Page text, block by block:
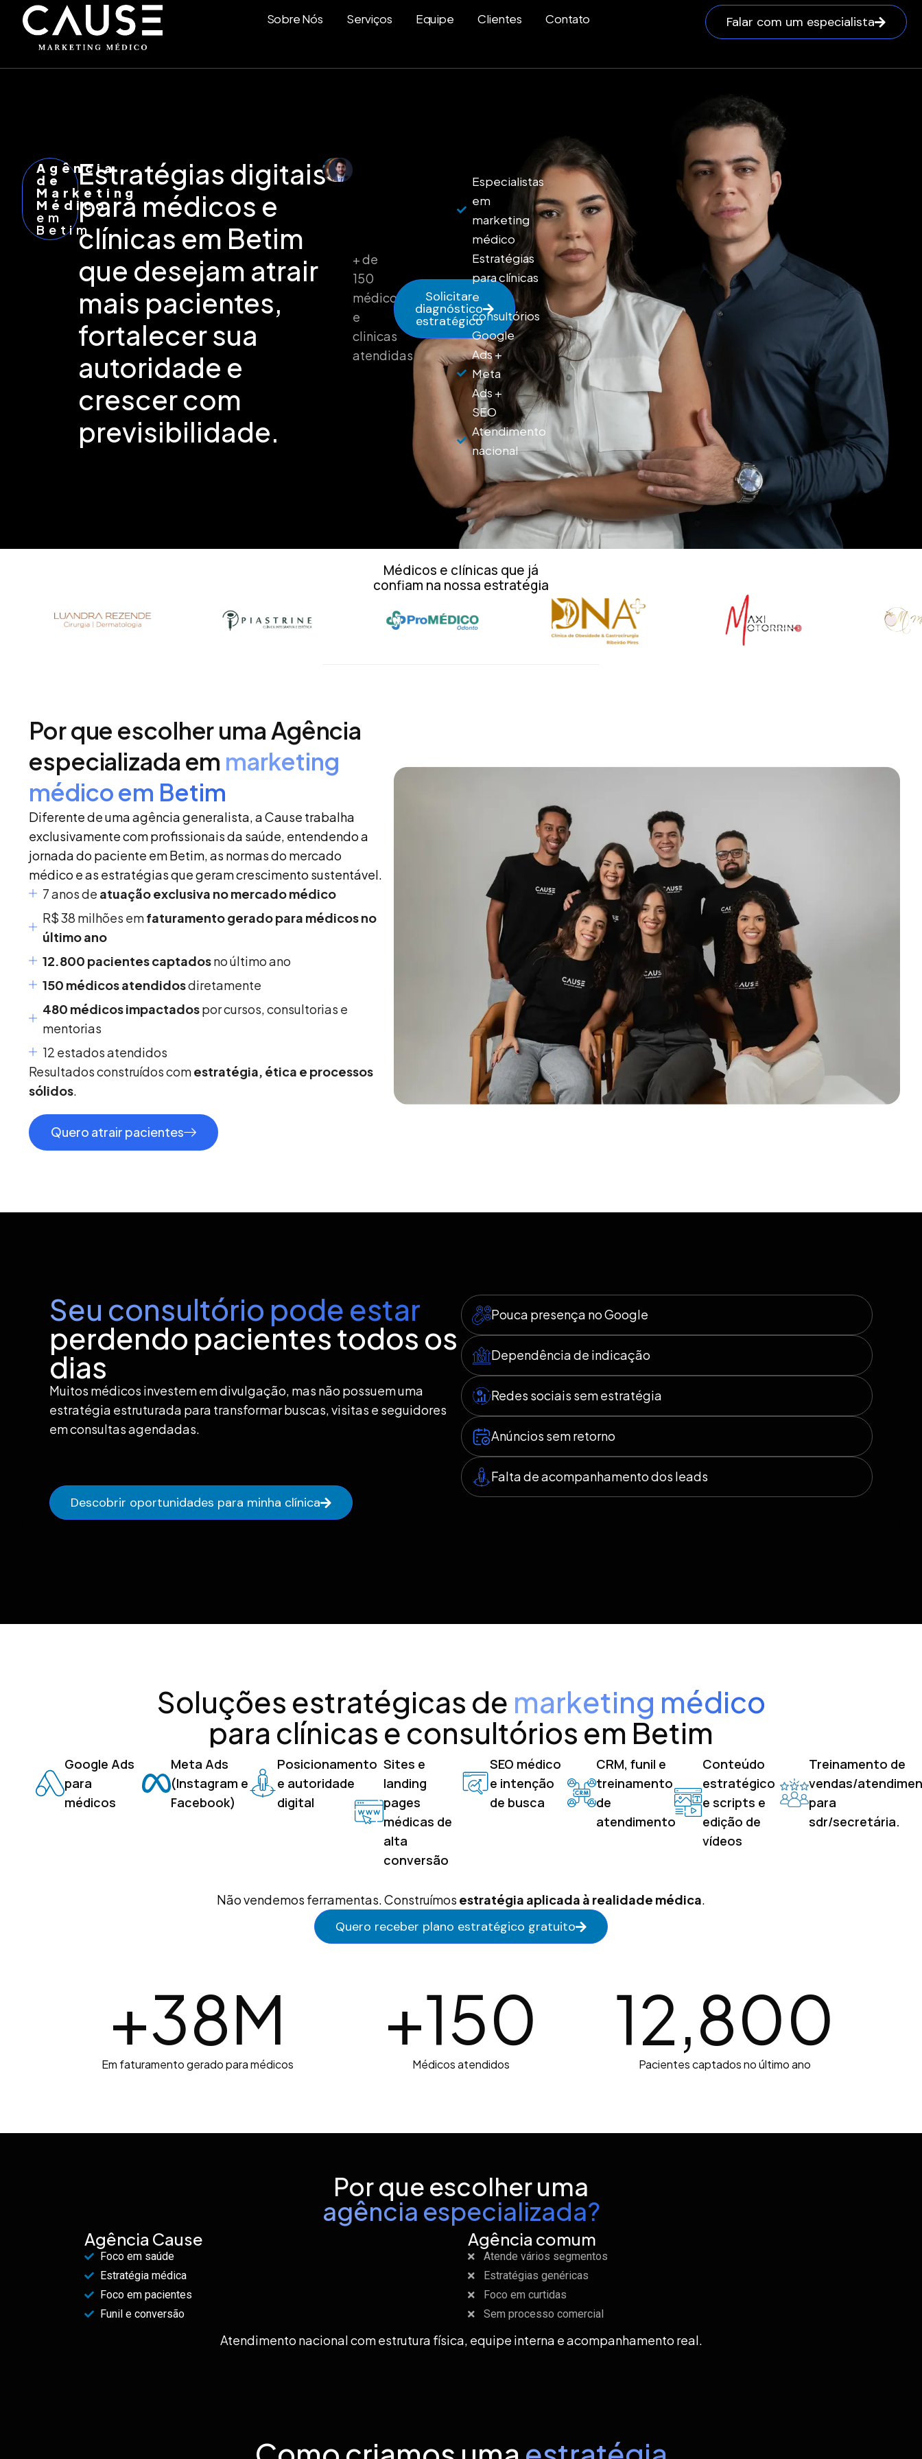
Sobre Nós Serviços Equipe Clientes Contato Falar com um especialista
Agência
de
Marketing
Médico
em
Betim
Estratégias digitais
para médicos e
clínicas em Betim
que desejam atrair
mais pacientes,
fortalecer sua
autoridade e
crescer com
previsibilidade.
+ de
150
médicos
e
clinicas
atendidas
Solicitar
diagnóstico
estratégico
Especialistas
em
marketing
médico
Estratégias
para clínicas
e
consultórios
Google
Ads +
Meta
Ads +
SEO
Atendimento
nacional
Médicos e clínicas que já
confiam na nossa estratégia
Por que escolher uma Agência
especializada em marketing
médico em Betim
Diferente de uma agência generalista, a Cause trabalha
exclusivamente com profissionais da saúde, entendendo a
jornada do paciente em Betim, as normas do mercado
médico e as estratégias que geram crescimento sustentável.
7 anos de atuação exclusiva no mercado médico
R$ 38 milhões emfaturamento gerado para médicos no
último ano
12.800 pacientes captadosno último ano
150 médicos atendidosdiretamente
480 médicos impactadospor cursos, consultorias e
mentorias
12 estados atendidos
Resultados construídos comestratégia, ética e processos
sólidos.
Quero atrair pacientes
Seu consultório pode estar
perdendo pacientes todos os
dias
Muitos médicos investem em divulgação, mas não possuem uma
estratégia estruturada para transformar buscas, visitas e seguidores
em consultas agendadas.
Descobrir oportunidades para minha clínica
Pouca presença no Google
Dependência de indicação
Redes sociais sem estratégia
Anúncios sem retorno
Falta de acompanhamento dos leads
Soluções estratégicas de marketing médico
para clínicas e consultórios em Betim
Google Ads
para
médicos
Meta Ads
(Instagram e
Facebook)
Posicionamento
e autoridade
digital
Sites e
landing
pages
médicas de
alta
conversão
SEO médico
e intenção
de busca
CRM, funil e
treinamento
de
atendimento
Conteúdo
estratégico
e scripts e
edição de
vídeos
Treinamento de
vendas/
para
sdr/secretária.
Não vendemos ferramentas. Construímos estratégia aplicada à realidade médica.
Quero receber plano estratégico gratuito
Em faturamento gerado para médicos
+38M
Médicos atendidos
+150
Pacientes captados no último ano
12,800
Por que escolher uma
agência especializada?
Agência Cause
Foco em saúde
Estratégia médica
Foco em pacientes
Funil e conversão
Agência comum
Atende vários segmentos
Estratégias genéricas
Foco em curtidas
Sem processo comercial
Atendimento nacional com estrutura física, equipe interna e acompanhamento real.